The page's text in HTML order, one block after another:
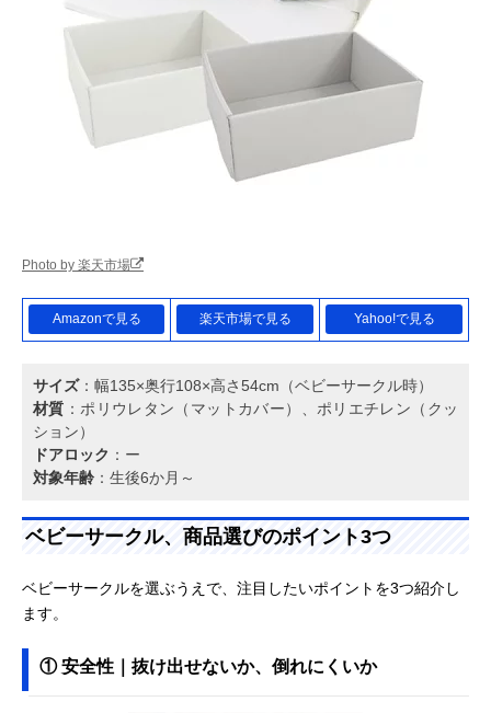
Photo by 楽天市場
Amazonで見る 楽天市場で見る Yahoo!で見る
サイズ：幅135×奥行108×高さ54cm（ベビーサークル時）
材質 ：ポリウレタン（マットカバー）、ポリエチレン（クッ
ション）
ドアロック ：ー
対象年齢 ：生後6か月～
ベビーサークル、商品選びのポイント3つ
ベビーサークルを選ぶうえで、注目したいポイントを3つ紹介し
ます。
① 安全性｜抜け出せないか、倒れにくいか